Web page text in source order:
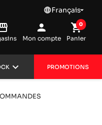
languageFrançais
person
Mon compte
shopping_cart
Panier
0
keyboard_arrow_down PROMOTIONS